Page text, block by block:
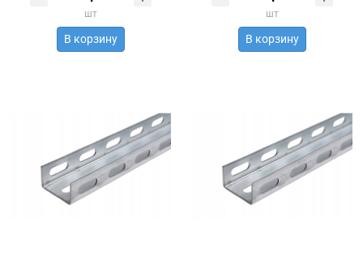
шт
В корзину
шт
В корзину